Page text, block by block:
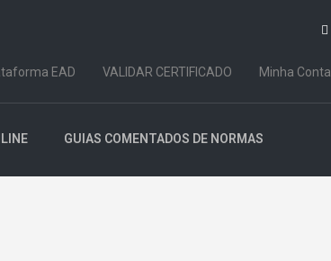
EAD VALIDAR CERTIFICADO Minha Conta
GUIAS COMENTADOS DE NORMAS